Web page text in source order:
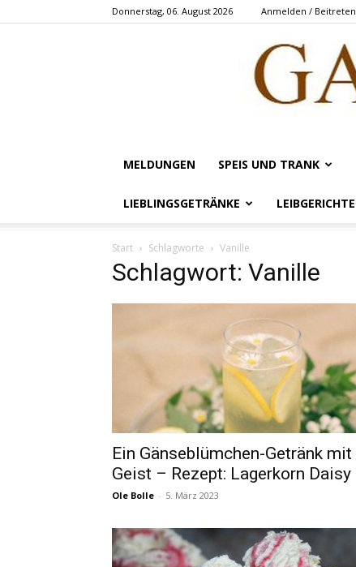
Donnerstag, 06. August 2026 Anmelden / Beitreten
MELDUNGEN SPEIS UND TRANK
LIEBLINGSGETRÄNKE LEIBGERICHTE
Start Schlagworte Vanille
Schlagwort: Vanille
Ein Gänseblümchen-Getränk mit
Geist – Rezept: Lagerkorn Daisy
Ole Bolle - 5. März 2023